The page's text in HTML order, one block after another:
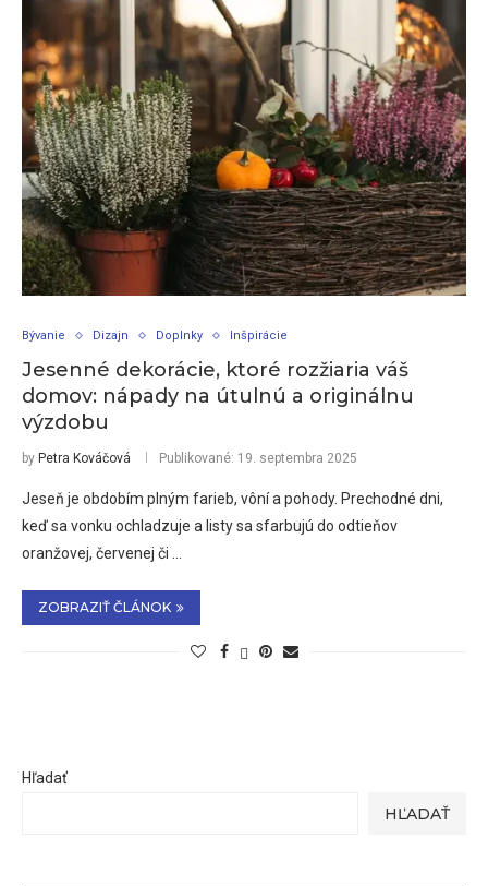
Bývanie Dizajn Doplnky Inšpirácie
Jesenné dekorácie, ktoré rozžiaria váš
domov: nápady na útulnú a originálnu
výzdobu
by Petra Kováčová Publikované: 19. septembra 2025
Jeseň je obdobím plným farieb, vôní a pohody. Prechodné dni,
keď sa vonku ochladzuje a listy sa sfarbujú do odtieňov
oranžovej, červenej či …
ZOBRAZIŤ ČLÁNOK
Hľadať
HĽADAŤ